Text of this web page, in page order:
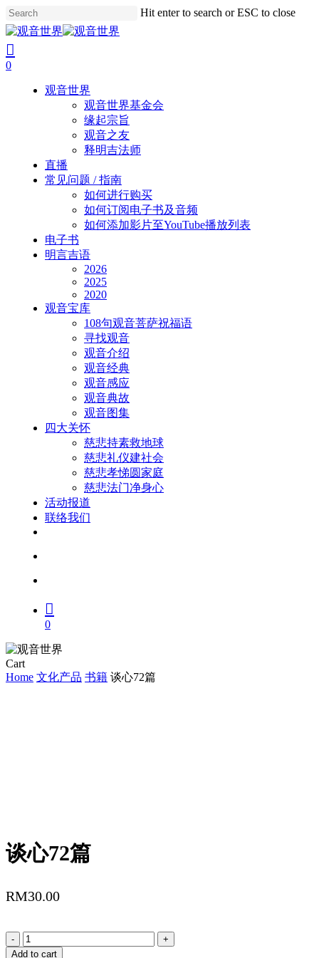
Skip
to
main
content
Hit enter to search or ESC to close
Close
Search
search
account
0
观音世界
观音世界基金会
缘起宗旨
观音之友
释明吉法师
直播
常见问题 / 指南
如何进行购买
如何订阅电子书及音频
如何添加影片至YouTube播放列表
电子书
明言吉语
2026
2025
2020
观音宝库
108句观音菩萨祝福语
寻找观音
观音介绍
观音经典
观音感应
观音典故
观音图集
四大关怀
慈悲持素救地球
慈悲礼仪建社会
慈悲孝悌圆家庭
慈悲法门净身心
活动报道
联络我们
0
CartClose
Cart
Home 文化产品 书籍 谈心72篇
谈心72篇
RM30.00
谈
心
Add to cart